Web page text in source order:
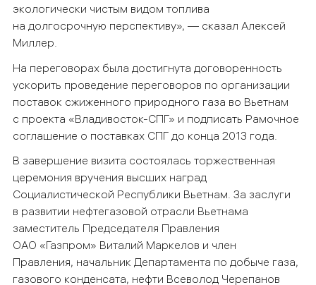
экологически чистым видом топлива
на долгосрочную перспективу», — сказал Алексей
Миллер.
На переговорах была достигнута договоренность
ускорить проведение переговоров по организации
поставок сжиженного природного газа во Вьетнам
с проекта «Владивосток-СПГ» и подписать Рамочное
соглашение о поставках СПГ до конца 2013 года.
В завершение визита состоялась торжественная
церемония вручения высших наград
Социалистической Республики Вьетнам. За заслуги
в развитии нефтегазовой отрасли Вьетнама
заместитель Председателя Правления
ОАО «Газпром» Виталий Маркелов и член
Правления, начальник Департамента по добыче газа,
газового конденсата, нефти Всеволод Черепанов